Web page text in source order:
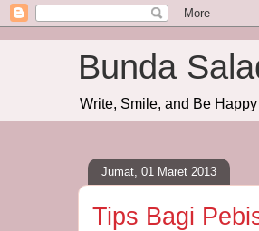
Bunda
Write, Smile, and Be Happy
Jumat, 01 Maret 2013
Tips Bagi